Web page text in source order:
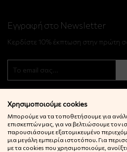
Εγγραφή στο Newsletter
Κερδίστε 10% έκπτωση στην πρώτη
© 2022 Little Big Things.
Χρησιμοποιούμε cookies
Μπορούμε να τα τοποθετήσουμε για
επισκεπτών μας, για να βελτιώσουμε τον
παρουσιάσουμε εξατομικευμένο
μια μεγάλη εμπειρία ιστοτόπου. Για
με τα cookies που χρησιμοποιούμε,